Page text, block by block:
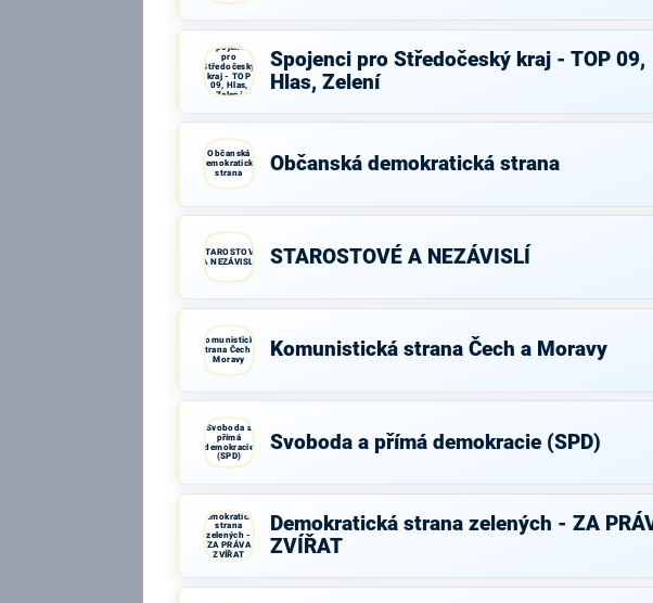
Spojenci
pro
Středočeský
kraj - TOP
09, Hlas,
Zelení
Spojenci pro Středočeský kraj - TOP 09,
Hlas, Zelení
Občanská
demokratická
strana
Občanská demokratická strana
STAROSTOVÉ
A NEZÁVISLÍ
STAROSTOVÉ A NEZÁVISLÍ
Komunistická
strana Čech a
Moravy
Komunistická strana Čech a Moravy
Svoboda a
přímá
demokracie
(SPD)
Svoboda a přímá demokracie (SPD)
Demokratická
strana
zelených -
ZA PRÁVA
ZVÍŘAT
Demokratická strana zelených - ZA
ZVÍŘAT